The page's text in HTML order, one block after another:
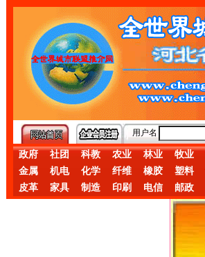
用户名
政府 社团 科教 农业 林业 牧业
金属
机电 化学 纤维 橡胶 塑料
皮革
家具 制造 印刷 电信 邮政